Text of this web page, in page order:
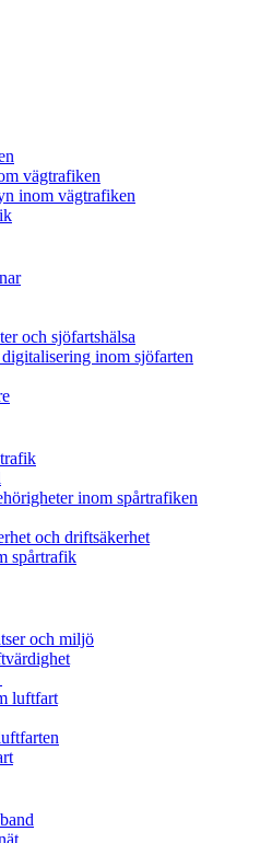
vägtrafiken
inom vägtrafiken
och sjöfartshälsa
inom sjöfarten
inom spårtrafiken
och driftsäkerhet
spårtrafik
och miljö
luftfart